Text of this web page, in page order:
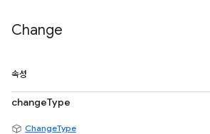
Change
속성
changeType
ChangeType